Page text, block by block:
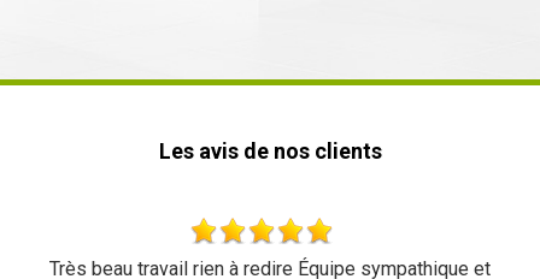
Les avis de nos clients
rien à redire Équipe sympathique et
Très bon travail